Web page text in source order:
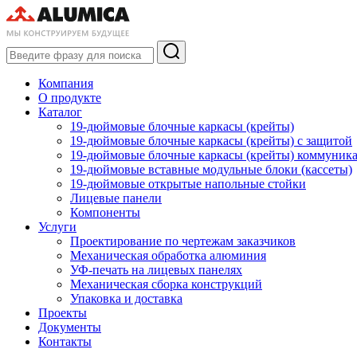
Компания
О продукте
Каталог
19-дюймовые блочные каркасы (крейты)
19-дюймовые блочные каркасы (крейты) с защитой
19-дюймовые блочные каркасы (крейты)
19-дюймовые вставные модульные блоки (кассеты)
19-дюймовые открытые напольные стойки
Лицевые панели
Компоненты
Услуги
Проектирование по чертежам заказчиков
Механическая обработка алюминия
УФ-печать на лицевых панелях
Механическая сборка конструкций
Упаковка и доставка
Проекты
Документы
Контакты